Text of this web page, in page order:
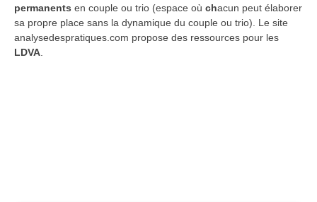
permanents en couple ou trio (espace où chacun peut élaborer
sa propre place sans la dynamique du couple ou trio). Le site
analysedespratiques.com propose des ressources pour les
LDVA.